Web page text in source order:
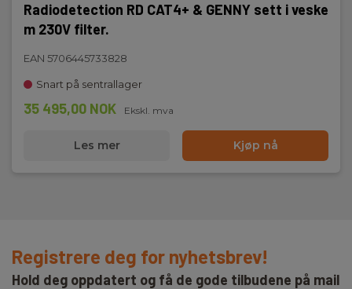
Radiodetection RD CAT4+ & GENNY sett i veske
m 230V filter.
EAN 5706445733828
Snart på sentrallager
35 495,00 NOK Ekskl. mva
Les mer Kjøp nå
Registrere deg for nyhetsbrev!
Hold deg oppdatert og få de gode tilbudene på mail